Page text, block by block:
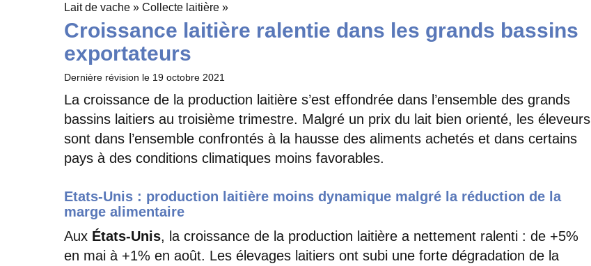
Lait de vache » Collecte laitière »
Croissance laitière ralentie dans les grands bassins
exportateurs
Dernière révision le 19 octobre 2021
La croissance de la production laitière s’est effondrée dans l’ensemble des grands
bassins laitiers au troisième trimestre. Malgré un prix du lait bien orienté, les éleveurs
sont dans l’ensemble confrontés à la hausse des aliments achetés et dans certains
pays à des conditions climatiques moins favorables.
Etats-Unis : production laitière moins dynamique malgré la réduction de la
marge alimentaire
Aux États-Unis, la croissance de la production laitière a nettement ralenti : de +5%
en mai à +1% en août. Les élevages laitiers ont subi une forte dégradation de la